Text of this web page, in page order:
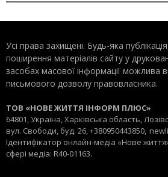
Усі права захищені. Будь-яка
поширення матеріалів сайту у
засобах масової інформації можлива
письмового дозволу правовласника.
ТОВ «НОВЕ ЖИТТЯ ІНФОРМ ПЛЮС»
64801, Україна, Харківська область,
вул. Свободи, буд. 26, +380950443850,
Ідентифікатор онлайн-медіа «Нове життя»
сфері медіа: R40-01163.